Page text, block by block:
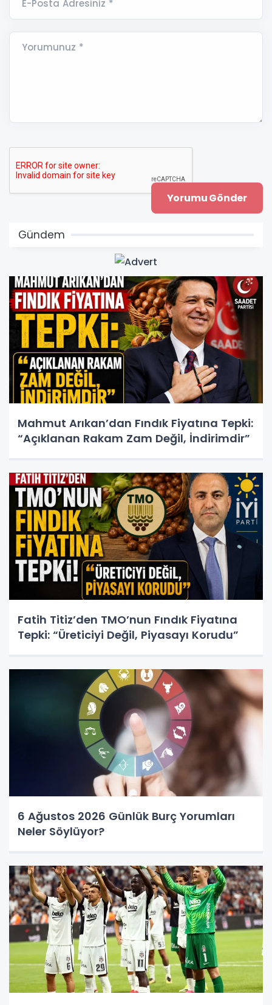
E-Posta Adresiniz *
Yorumunuz *
Gündem
Mahmut Arıkan’dan Fındık Fiyatına Tepki:
“Açıklanan Rakam Zam Değil, İndirimdir”
Fatih Titiz’den TMO’nun Fındık Fiyatına
Tepki: “Üreticiyi Değil, Piyasayı Korudu”
6 Ağustos 2026 Günlük Burç Yorumları
Neler Söylüyor?